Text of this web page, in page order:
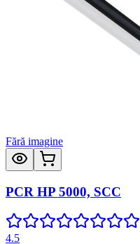
Fără imagine
PCR HP 5000, SCC
4.5